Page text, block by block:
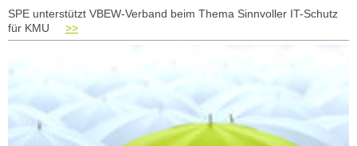
SPE unterstützt VBEW-Verband beim Thema Sinnvoller IT-Schutz
für KMU >>